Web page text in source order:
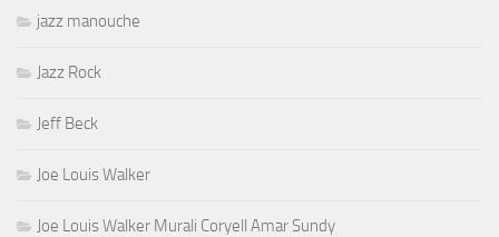
jazz manouche
Jazz Rock
Jeff Beck
Joe Louis Walker
Joe Louis Walker Murali Coryell Amar Sundy